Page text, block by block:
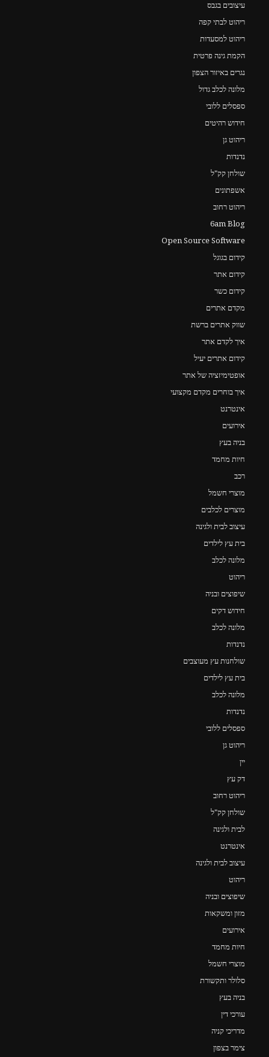
עיצובים בגבס
ריהוט לבתי קפה
ריהוט למסעדות
הקמת גינה פרטית
נגרים באיזור הצפון
מלונה לכלב גדול
ספסלים ללובי
חידוש רהיטים
ריהוט גן
נדנדות
שולחן קק"ל
אשפתונים
ריהוט רחוב
6am Blog
Open Source Software
קידום בגוגל
קידום אתר
קידום כשר
מקדם אתרים
שווק אתרים ברשת
איך לקדם אתר
קידום אתרים יעיל
אופטימיזציה של אתר
איך בוחרים מקדם מקצועי
אינטרנט
אירועים
בניה בעץ
חיות מחמד
רכב
מוצרי חשמל
מוצרים לכלבים
עיצוב לבית ולגינה
בית עץ לילדים
מלונה לכלב
ריהוט
שיפוצים ובניה
חידוש דקים
מלונה לכלב
נדנדות
שולחנות עץ מעוצבים
בית עץ לילדים
מלונה לכלב
נדנדות
ספסלים ללובי
ריהוט גן
יין
דק עץ
ריהוט רחוב
שולחן קק"ל
לבית ולגינה
אינטרנט
עיצוב לבית ולגינה
ריהוט
שיפוצים ובניה
מזון ומשקאות
אירועים
חיות מחמד
מוצרי חשמל
סלולר ותקשורת
בניה בעץ
עורכי דין
מדריכי קניה
צימר בצפון